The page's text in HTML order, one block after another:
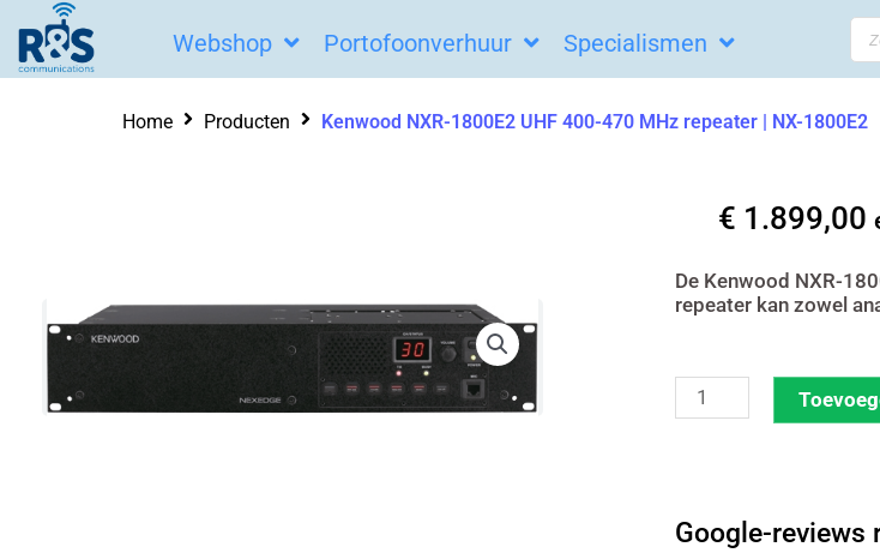
naar
Webshop Portofoonverhuur Specialismen
...
Home Producten Kenwood NXR-1800E2 UHF 400-470 MHz repeater | NX-1800E2
€ 1.899,00
De Kenwood NXR-
repeater kan zowel
Kenwood
400-
Google-reviews